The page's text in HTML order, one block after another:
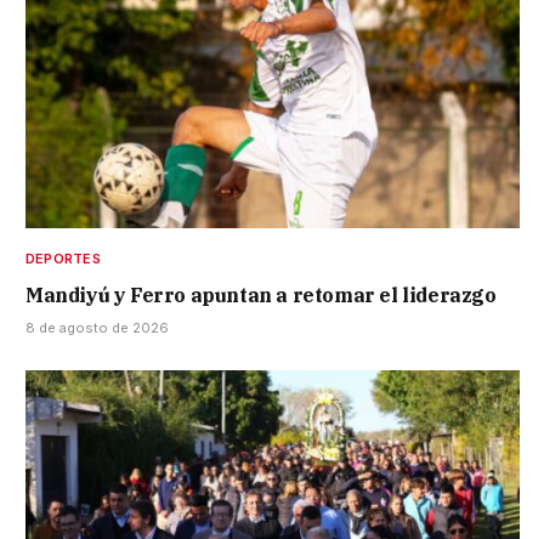
DEPORTES
Mandiyú y Ferro apuntan a retomar el liderazgo
8 de agosto de 2026